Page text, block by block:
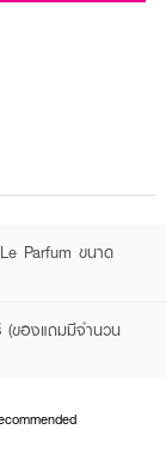
Parfum ขนาด
ของแถมมีจำนวน